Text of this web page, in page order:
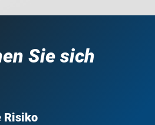
Sie sich
Risiko